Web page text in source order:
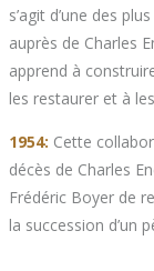
s’agit d’une des
auprès de Charles
apprend à
les restaurer et à
1954: Cette
décès de Charles
Frédéric Boyer de
la succession d’un